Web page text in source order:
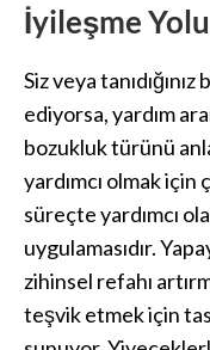
İyileşme
Siz veya
ediyorsa, yardım
bozukluk türünü
yardımcı olmak
süreçte yardımcı
uygulamasıdır.
zihinsel refahı
teşvik etmek için